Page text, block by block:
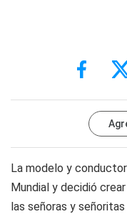
La modelo y
Mundial y decidió
las señoras y